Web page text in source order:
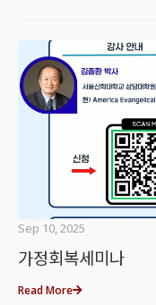
Sep 10, 2025
가정회복세미나
Read More